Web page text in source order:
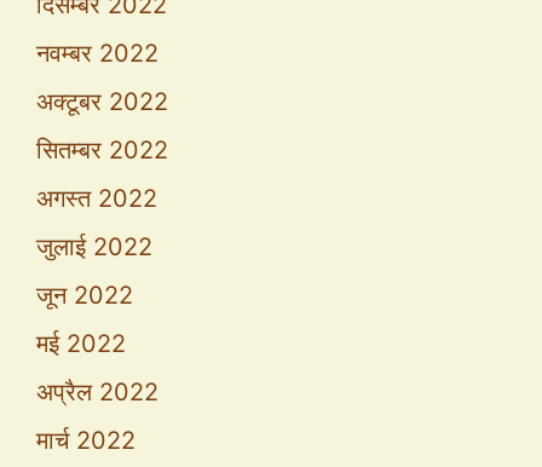
नवम्बर 2022
अक्टूबर 2022
सितम्बर 2022
अगस्त 2022
जुलाई 2022
जून 2022
मई 2022
अप्रैल 2022
मार्च 2022